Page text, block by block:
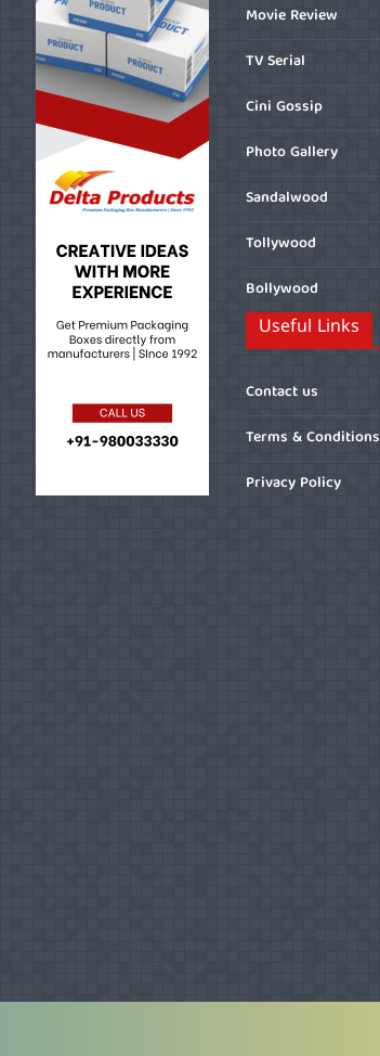
Movie Review
TV Serial
Cini Gossip
Photo Gallery
Sandalwood
Tollywood
Bollywood
Useful Links
Contact us
Terms & Conditions
Privacy Policy